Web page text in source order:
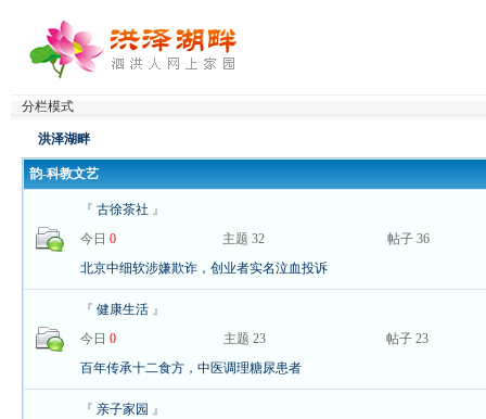
分栏模式
洪泽湖畔
韵-科教文艺
『 古徐茶社 』
今日 0 主题 32
帖子 36
北京中细软涉嫌欺诈，创业者实名泣血投诉
『 健康生活 』
今日 0 主题 23
帖子 23
百年传承十二食方，中医调理糖尿患者
『 亲子家园 』